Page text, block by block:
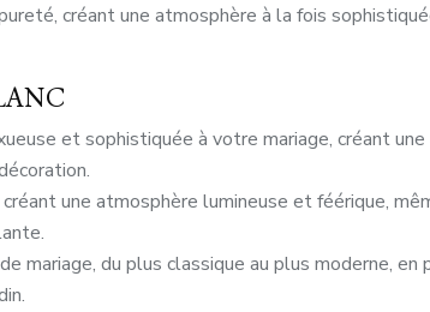
créant une atmosphère à la fois
et sophistiquée à votre mariage, créant une
une atmosphère lumineuse et féérique,
mariage, du plus classique au plus moderne,